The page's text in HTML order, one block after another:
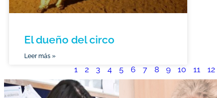
El dueño del circo
Leer más »
1 2 3 4 5 6 7 8 9 10 11 12